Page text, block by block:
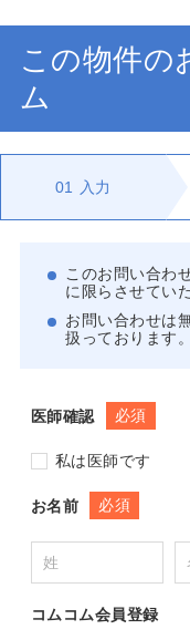
この物件の
ム
01 入力
このお問い合わ
に限らさせてい
お問い合わせは
扱っております。
医師確認 必須
私は医師です
お名前 必須
コムコム会員登録